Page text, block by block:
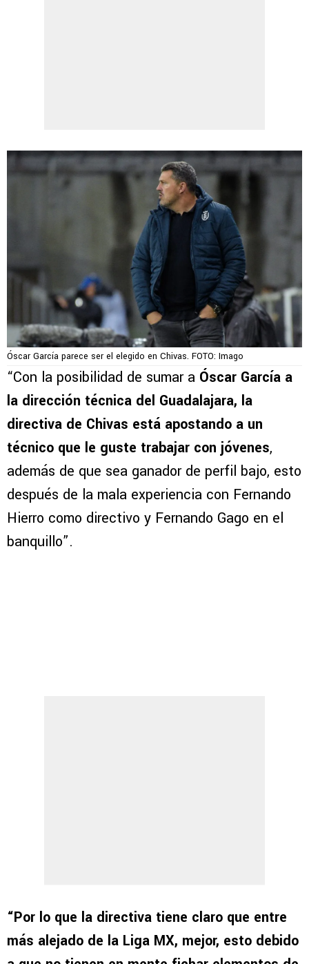
Óscar García parece ser el elegido en Chivas. FOTO: Imago
“Con la posibilidad de sumar a Óscar García a
la dirección técnica del Guadalajara, la
directiva de Chivas está apostando a un
técnico que le guste trabajar con jóvenes,
además de que sea ganador de perfil bajo, esto
después de la mala experiencia con Fernando
Hierro como directivo y Fernando Gago en el
banquillo”.
“Por lo que la directiva tiene claro que entre
más alejado de la Liga MX, mejor, esto debido